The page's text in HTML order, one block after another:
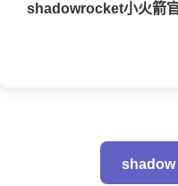
shadowrocket小火箭
shadow